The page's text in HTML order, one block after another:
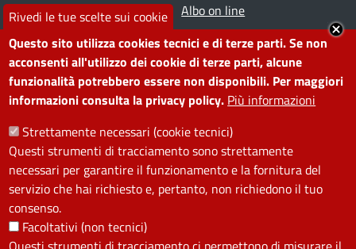
Rivedi le tue scelte sui cookie
Questo sito utilizza cookies tecnici e di terze parti. Se non
acconsenti all'utilizzo dei cookie di terze parti, alcune
funzionalità potrebbero essere non disponibili. Per maggiori
informazioni consulta la privacy policy. Più informazioni
Strettamente necessari (cookie tecnici)
Questi strumenti di tracciamento sono strettamente
necessari per garantire il funzionamento e la fornitura del
servizio che hai richiesto e, pertanto, non richiedono il tuo
consenso.
Facoltativi (non tecnici)
Prenota appuntamento
Segnala disservizio
Amministrazione
trasparente
Note legali
Albo on line
Redazione web
Piano di miglioramento dei
servizi
Contatti
SEGUICI SU
Facebook
Instagram
YouTube
Telegram
WhatsApp
TwitterLinkedin